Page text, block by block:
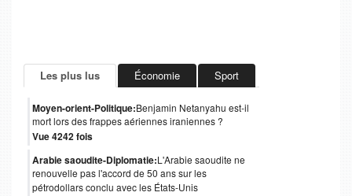
Les plus lus Économie Sport
Moyen-orient-Politique:Benjamin Netanyahu est-il
mort lors des frappes aériennes iraniennes ?
Vue 4242 fois
Arabie saoudite-Diplomatie:L'Arabie saoudite ne
renouvelle pas l'accord de 50 ans sur les
pétrodollars conclu avec les États-Unis